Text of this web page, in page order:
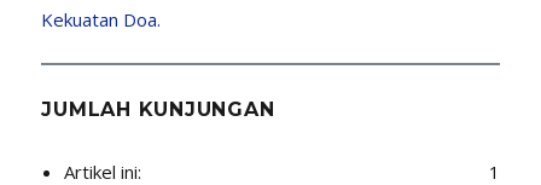
Kekuatan Doa.
JUMLAH KUNJUNGAN
1
Artikel ini: